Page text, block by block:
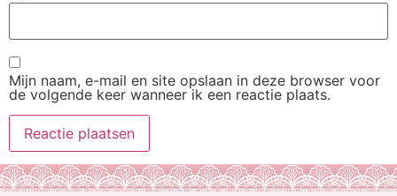
Mijn naam, e-mail en site opslaan in deze browser voor
de volgende keer wanneer ik een reactie plaats.